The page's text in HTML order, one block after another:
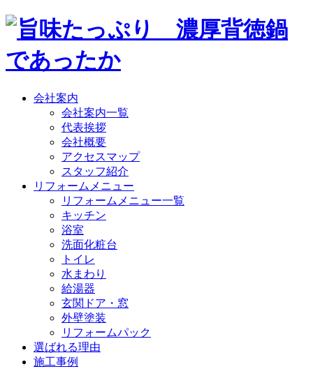
会社案内
会社案内一覧
代表挨拶
会社概要
アクセスマップ
スタッフ紹介
リフォームメニュー
リフォームメニュー一覧
キッチン
浴室
洗面化粧台
トイレ
水まわり
給湯器
玄関ドア・窓
外壁塗装
リフォームパック
選ばれる理由
施工事例